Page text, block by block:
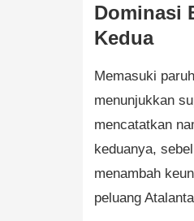
Dominasi
Kedua
Memasuki
menunjukkan
mencatatkan
keduanya,
menambah
peluang